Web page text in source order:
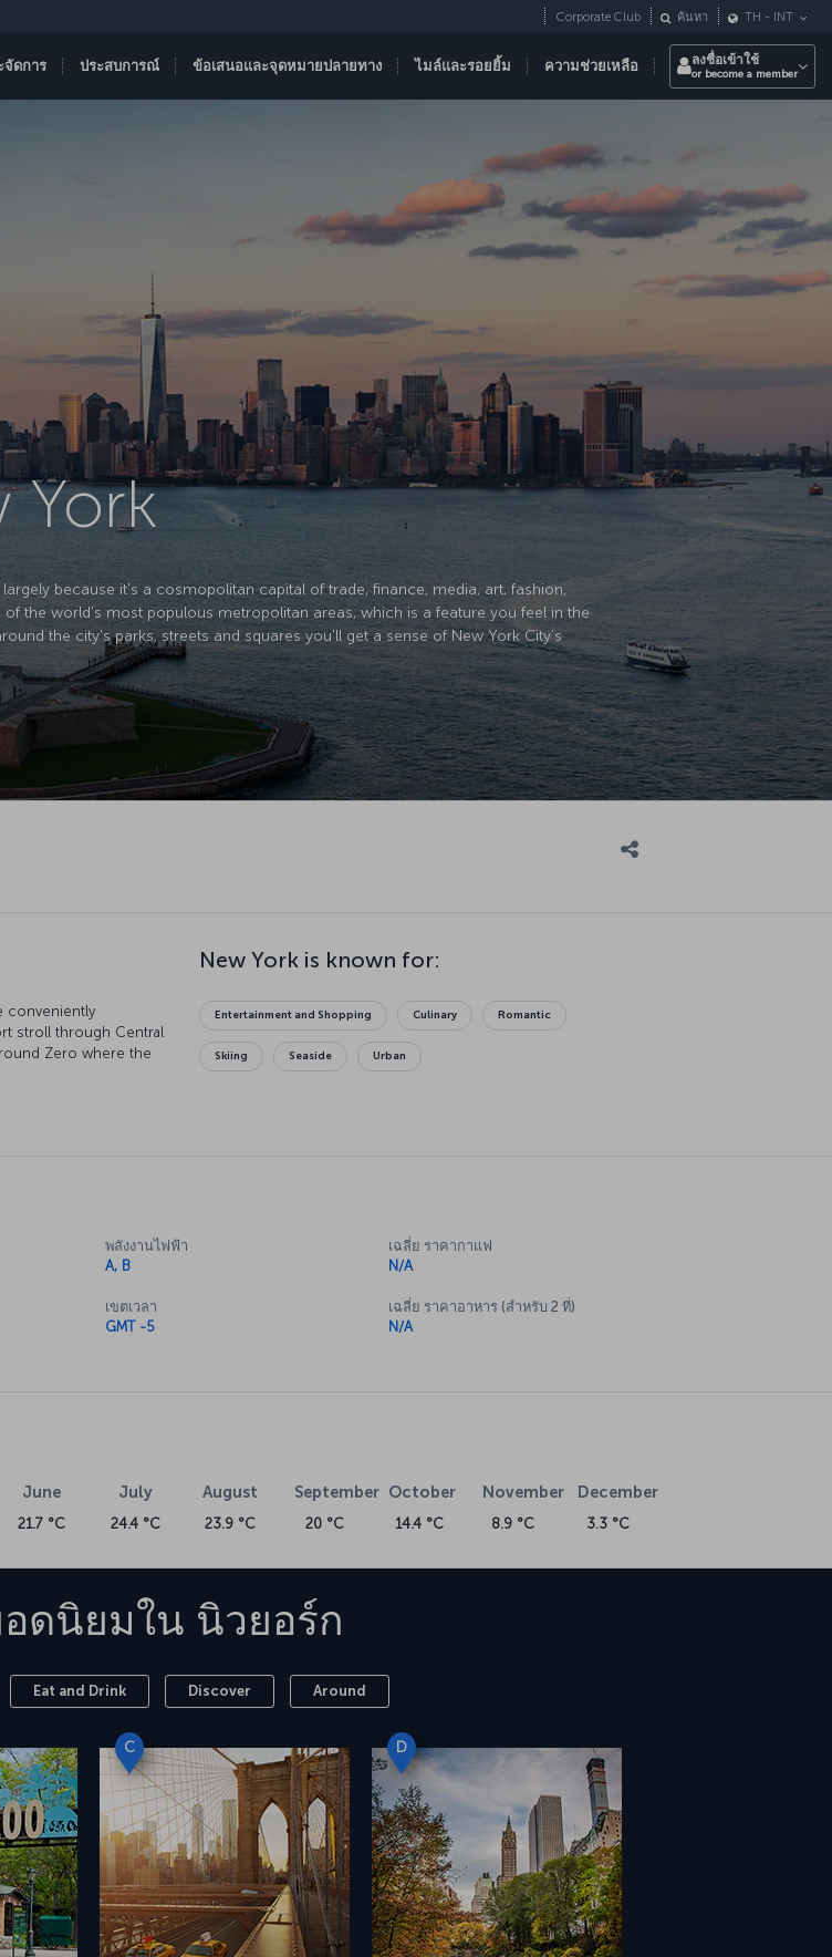
จัดการ ประสบการณ์ ข้อเสนอและจุดหมายปลายทาง ไมล์และรอยยิ้ม ความช่วยเหลือ
Corporate Club ค้นหา TH - INT
ลงชื่อเข้าใช้
or become a member
York
because it's a cosmopolitan capital of trade, finance, media, art, fashion,
the world's most populous metropolitan areas, which is a feature you feel in the
the city's parks, streets and squares you'll get a sense of New York City’s
conveniently
stroll through Central
Zero where the
and red. At night,
New York is known for:
Entertainment and Shopping Culinary Romantic
Skiing Seaside Urban
พลังงานไฟฟ้า
A, B
เขตเวลา
GMT -5
เฉลี่ย ราคากาแฟ
N/A
เฉลี่ย ราคาอาหาร (สำหรับ 2 ที่)
N/A
June
21.7 °C
July
24.4 °C
August
23.9 °C
September
20 °C
October
14.4 °C
November
8.9 °C
December
3.3 °C
ดนิยมใน นิวยอร์ก
Eat and Drink Discover Around
C D